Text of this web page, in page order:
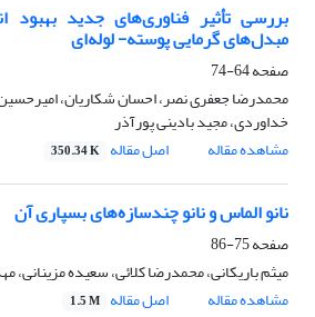
بررسی تأثیر فناوری‌های جدید بهبود
مبدل‌های گرمایی پوسته- لوله‌ای
صفحه64-74
محمدرضا جعفری نصر، احسان شکاریان،
خداوردی، مجید بادینی پورآذر
مشاهده مقاله
اصل مقاله 350.34 K
نانو الماس و نانو چندسازه‌های بسپاری آن
صفحه75-86
میثم باریکانی، محمدرضا کلائی، سعیده مزینانی،
مشاهده مقاله
اصل مقاله 1.5 M